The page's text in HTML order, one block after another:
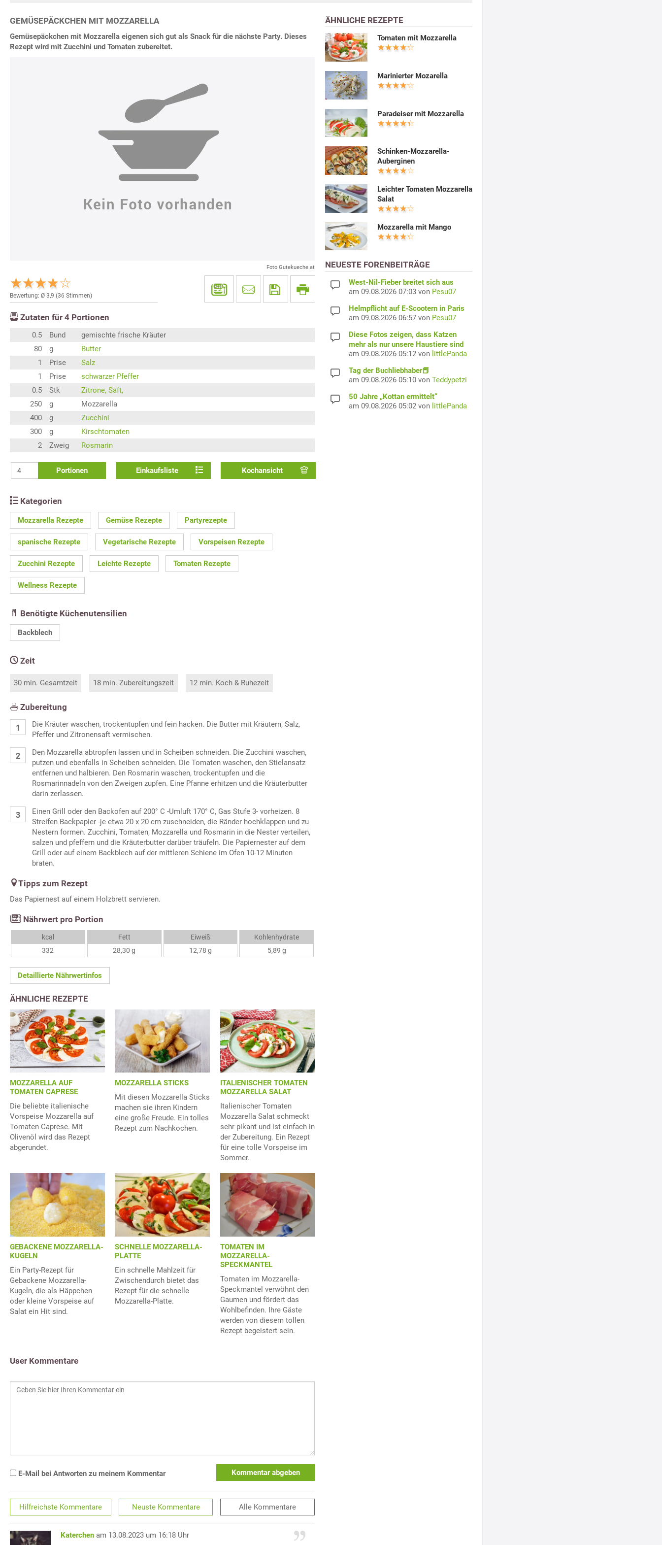
GEMÜSEPÄCKCHEN MIT MOZZARELLA
Gemüsepäckchen mit Mozzarella eigenen sich gut als Snack für die nächste Party. Dieses
Rezept wird mit Zucchini und Tomaten zubereitet.
Foto Gutekueche.at
Bewertung: Ø 3,9 (36 Stimmen)
Zutaten für 4 Portionen
0.5 Bund
gemischte frische Kräuter
80
g
Butter
1
Prise
Salz
1
Prise
schwarzer Pfeffer
0.5
Stk
Zitrone, Saft,
250
g
Mozzarella
400
g
Zucchini
300
g
Kirschtomaten
2
Zweig Rosmarin
Portionen Einkaufsliste Kochansicht
Kategorien
Mozzarella Rezepte Gemüse Rezepte Partyrezepte
spanische Rezepte Vegetarische Rezepte Vorspeisen Rezepte
Zucchini Rezepte Leichte Rezepte Tomaten Rezepte
Wellness Rezepte
Benötigte Küchenutensilien
Backblech
Zeit
30 min. Gesamtzeit 18 min. Zubereitungszeit 12 min. Koch & Ruhezeit
Zubereitung
Die Kräuter waschen, trockentupfen und fein hacken. Die Butter mit Kräutern, Salz,
Pfeffer und Zitronensaft vermischen.
Den Mozzarella abtropfen lassen und in Scheiben schneiden. Die Zucchini waschen,
putzen und ebenfalls in Scheiben schneiden. Die Tomaten waschen, den Stielansatz
entfernen und halbieren. Den Rosmarin waschen, trockentupfen und die
Rosmarinnadeln von den Zweigen zupfen. Eine Pfanne erhitzen und die Kräuterbutter
darin zerlassen.
Einen Grill oder den Backofen auf 200° C -Umluft 170° C, Gas Stufe 3- vorheizen. 8
Streifen Backpapier -je etwa 20 x 20 cm zuschneiden, die Ränder hochklappen und zu
Nestern formen. Zucchini, Tomaten, Mozzarella und Rosmarin in die Nester verteilen,
salzen und pfeffern und die Kräuterbutter darüber träufeln. Die Papiernester auf dem
Grill oder auf einem Backblech auf der mittleren Schiene im Ofen 10-12 Minuten
braten.
Tipps zum Rezept
Das Papiernest auf einem Holzbrett servieren.
Nährwert pro Portion
kcal
332
Fett
28,30 g
Eiweiß
12,78 g
Kohlenhydrate
5,89 g
Detaillierte Nährwertinfos
ÄHNLICHE REZEPTE
MOZZARELLA AUF
TOMATEN CAPRESE
Die beliebte italienische
Vorspeise Mozzarella auf
Tomaten Caprese. Mit
Olivenöl wird das Rezept
abgerundet.
MOZZARELLA STICKS
Mit diesen Mozzarella Sticks
machen sie ihren Kindern
eine große Freude. Ein tolles
Rezept zum Nachkochen.
ITALIENISCHER TOMATEN
MOZZARELLA SALAT
Italienischer Tomaten
Mozzarella Salat schmeckt
sehr pikant und ist einfach in
der Zubereitung. Ein Rezept
für eine tolle Vorspeise im
Sommer.
GEBACKENE MOZZARELLA-
KUGELN
Ein Party-Rezept für
Gebackene Mozzarella-
Kugeln, die als Häppchen
oder kleine Vorspeise auf
Salat ein Hit sind.
SCHNELLE MOZZARELLA-
PLATTE
Ein schnelle Mahlzeit für
Zwischendurch bietet das
Rezept für die schnelle
Mozzarella-Platte.
TOMATEN IM
MOZZARELLA-
SPECKMANTEL
Tomaten im Mozzarella-
Speckmantel verwöhnt den
Gaumen und fördert das
Wohlbefinden. Ihre Gäste
werden von diesem tollen
Rezept begeistert sein.
User Kommentare
E-Mail bei Antworten zu meinem Kommentar Kommentar abgeben
Hilfreichste Kommentare Neuste Kommentare Alle Kommentare
Katerchen am 13.08.2023 um 16:18 Uhr
ÄHNLICHE REZEPTE
Tomaten mit Mozzarella
Marinierter Mozarella
Paradeiser mit Mozzarella
Schinken-Mozzarella-
Auberginen
Leichter Tomaten Mozzarella
Salat
Mozzarella mit Mango
NEUESTE FORENBEITRÄGE
West-Nil-Fieber breitet sich aus
am 09.08.2026 07:03 von Pesu07
Helmpflicht auf E-Scootern in Paris
am 09.08.2026 06:57 von Pesu07
Diese Fotos zeigen, dass Katzen
mehr als nur unsere Haustiere sind
am 09.08.2026 05:12 von littlePanda
Tag der Buchliebhaber📕
am 09.08.2026 05:10 von Teddypetzi
50 Jahre „Kottan ermittelt“
am 09.08.2026 05:02 von littlePanda